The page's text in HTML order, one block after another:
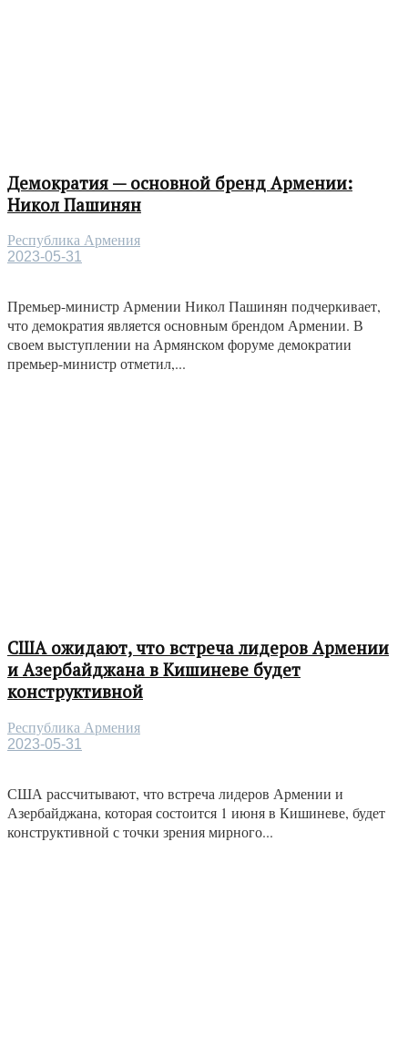
Демократия — основной бренд Армении:
Никол Пашинян
Республика Армения
2023-05-31
Премьер-министр Армении Никол Пашинян подчеркивает,
что демократия является основным брендом Армении. В
своем выступлении на Армянском форуме демократии
премьер-министр отметил,...
США ожидают, что встреча лидеров Армении
и Азербайджана в Кишиневе будет
конструктивной
Республика Армения
2023-05-31
США рассчитывают, что встреча лидеров Армении и
Азербайджана, которая состоится 1 июня в Кишиневе, будет
конструктивной с точки зрения мирного...